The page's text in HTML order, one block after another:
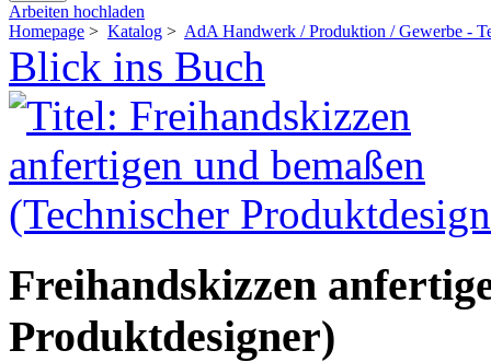
Arbeiten hochladen
Homepage > Katalog > AdA Handwerk / Produktion / Gewerbe -
Blick ins Buch
Freihandskizzen
Produktdesigner)